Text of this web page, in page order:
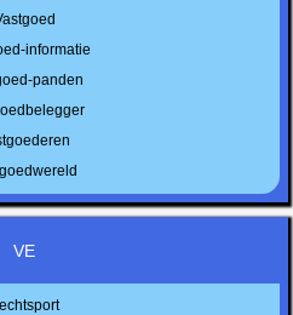
informatie
panden
VE